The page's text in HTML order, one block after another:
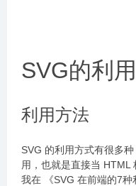
SVG的利
利用方法
SVG 的利用方式有很多
用，也就是直接当 HTML
我在 《SVG 在前端的7种